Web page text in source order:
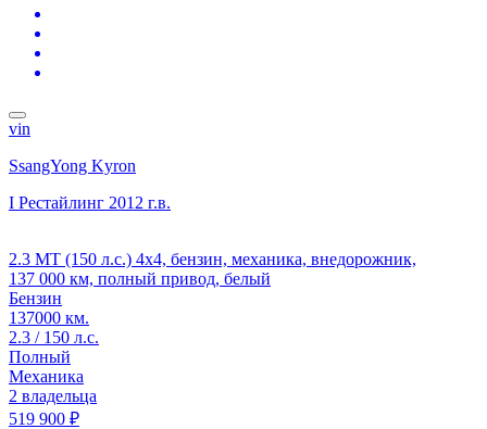
vin
SsangYong Kyron
I Рестайлинг 2012 г.в.
2.3 MT (150 л.с.) 4x4, бензин, механика, внедорожник,
137 000 км, полный привод, белый
Бензин
137000 км.
2.3 / 150 л.с.
Полный
Механика
2 владельца
519 900 ₽